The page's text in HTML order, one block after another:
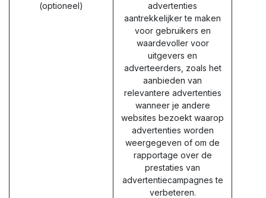
(optioneel)
advertenties
aantrekkelijker te maken
voor gebruikers en
waardevoller voor
uitgevers en
adverteerders, zoals het
aanbieden van
relevantere advertenties
wanneer je andere
websites bezoekt waarop
advertenties worden
weergegeven of om de
rapportage over de
prestaties van
advertentiecampagnes te
verbeteren.